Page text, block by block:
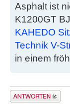
Asphalt ist
K1200GT
KAHEDO
Technik V-
in einem
Antwort schreiben